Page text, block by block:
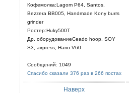
Кофемолка:Lagom P64, Santos,
Bezzera BB005, Handmade Kony burrs
grinder
Ростер:Huky500T
Др. оборудованиеCeado hoop, SOY
S3, airpress, Hario V60
Сообщений: 1049
Спасибо сказали 376 раз в 266 постах
Наверх